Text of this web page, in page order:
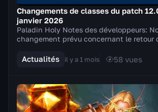
Changements de classes du patch
janvier 2026
Paladin Holy Notes des développeurs:
changement prévu concernant le retour
Actualités il y a 1 mois 58 vues